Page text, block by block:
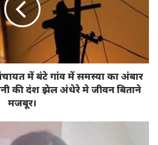
पंचायत में बंटे गांव में समस्या का अंबार
की दंश झेल अंधेरे मे जीवन बिताने
मजबूर।